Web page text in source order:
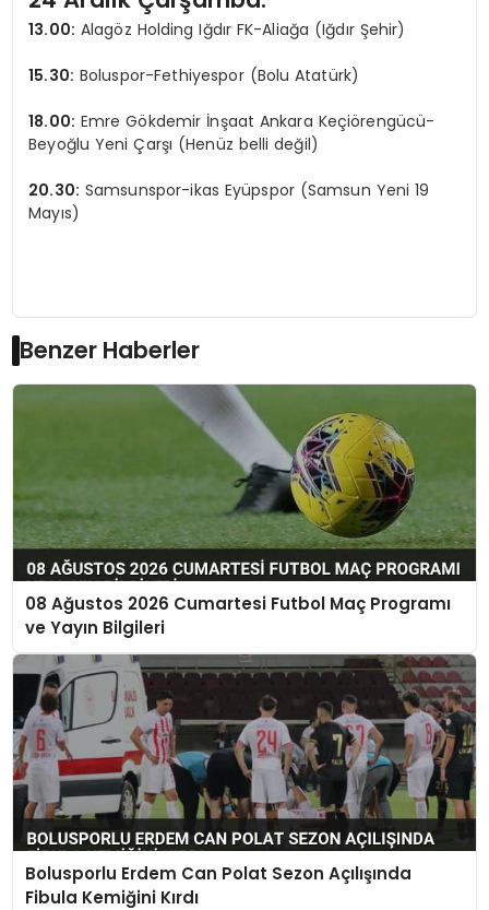
13.00: Alagöz Holding Iğdır FK-Aliağa (Iğdır Şehir)
15.30: Boluspor-Fethiyespor (Bolu Atatürk)
18.00: Emre Gökdemir İnşaat Ankara Keçiörengücü-
Beyoğlu Yeni Çarşı (Henüz belli değil)
20.30: Samsunspor-ikas Eyüpspor (Samsun Yeni 19
Mayıs)
Benzer Haberler
08 Ağustos 2026 Cumartesi Futbol Maç Programı
ve Yayın Bilgileri
Bolusporlu Erdem Can Polat Sezon Açılışında
Fibula Kemiğini Kırdı